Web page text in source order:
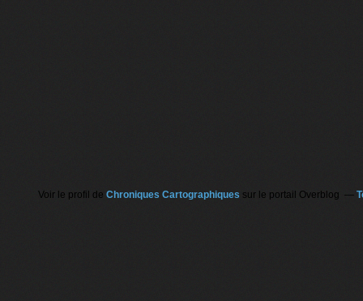
Voir le profil de Chroniques Cartographiques sur le portail Overblog